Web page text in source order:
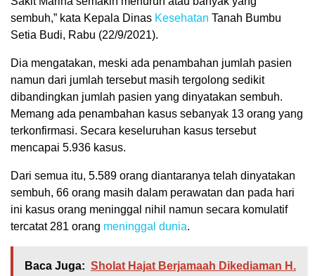
sembuh,” kata Kepala Dinas Kesehatan Tanah Bumbu
Setia Budi, Rabu (22/9/2021).
Dia mengatakan, meski ada penambahan jumlah pasien
namun dari jumlah tersebut masih tergolong sedikit
dibandingkan jumlah pasien yang dinyatakan sembuh.
Memang ada penambahan kasus sebanyak 13 orang yang
terkonfirmasi. Secara keseluruhan kasus tersebut
mencapai 5.936 kasus.
Dari semua itu, 5.589 orang diantaranya telah dinyatakan
sembuh, 66 orang masih dalam perawatan dan pada hari
ini kasus orang meninggal nihil namun secara komulatif
tercatat 281 orang meninggal dunia.
Baca Juga: Sholat Hajat Berjamaah Dikediaman H.